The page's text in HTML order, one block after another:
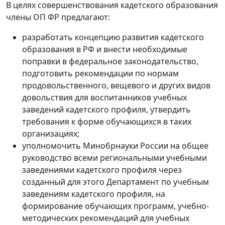
В целях совершенствования кадетского образования
члены ОП ФР предлагают:
разработать концепцию развития кадетского
образования в РФ и внести необходимые
поправки в федеральное законодательство,
подготовить рекомендации по нормам
продовольственного, вещевого и других видов
довольствия для воспитанников учебных
заведений кадетского профиля, утвердить
требования к форме обучающихся в таких
организациях;
уполномочить Минобрнауки России на общее
руководство всеми региональными учебными
заведениями кадетского профиля через
созданный для этого Департамент по учебным
заведениям кадетского профиля, на
формирование обучающих программ, учебно-
методических рекомендаций для учебных